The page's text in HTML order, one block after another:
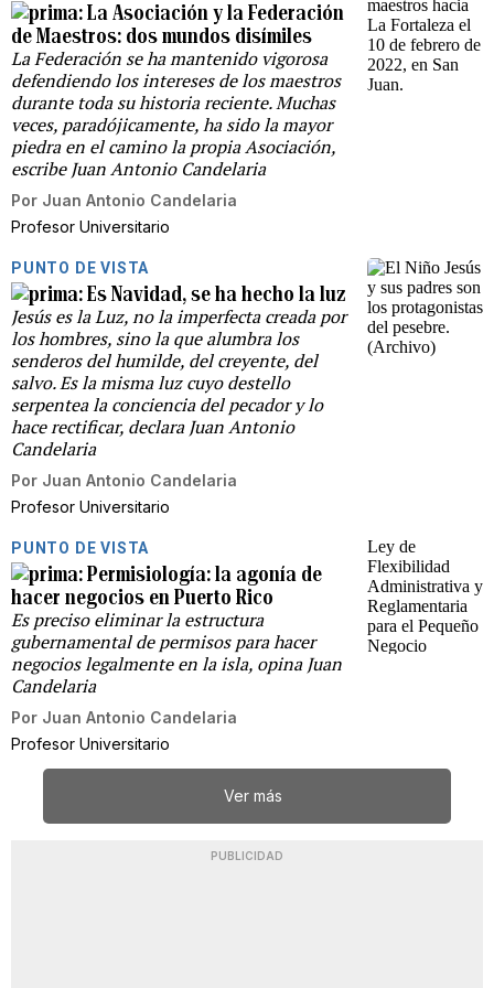
La Asociación y la Federación
de Maestros: dos mundos disímiles
La Federación se ha mantenido vigorosa
defendiendo los intereses de los maestros
durante toda su historia reciente. Muchas
veces, paradójicamente, ha sido la mayor
piedra en el camino la propia Asociación,
escribe Juan Antonio Candelaria
Por Juan Antonio Candelaria
Profesor Universitario
PUNTO DE VISTA
Es Navidad, se ha hecho la luz
Jesús es la Luz, no la imperfecta creada por
los hombres, sino la que alumbra los
senderos del humilde, del creyente, del
salvo. Es la misma luz cuyo destello
serpentea la conciencia del pecador y lo
hace rectificar, declara Juan Antonio
Candelaria
Por Juan Antonio Candelaria
Profesor Universitario
PUNTO DE VISTA
Permisiología: la agonía de
hacer negocios en Puerto Rico
Es preciso eliminar la estructura
gubernamental de permisos para hacer
negocios legalmente en la isla, opina Juan
Candelaria
Por Juan Antonio Candelaria
Profesor Universitario
Ver más
PUBLICIDAD